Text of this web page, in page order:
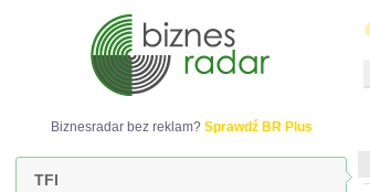
Biznesradar bez reklam? Sprawdź BR Plus
TFI